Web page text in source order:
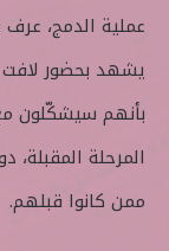
عملية الدمج،
يشهد بحضور
بأنهم سيشكّلون
المرحلة المقبلة،
ممن كانوا قبلهم.